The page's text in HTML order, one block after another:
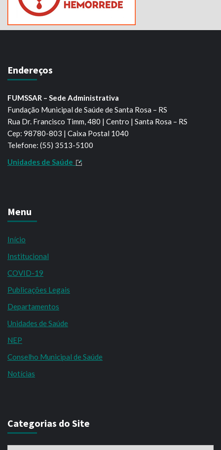
Endereços
FUMSSAR – Sede Administrativa
Fundação Municipal de Saúde de Santa Rosa – RS
Rua Dr. Francisco Timm, 480 | Centro | Santa Rosa – RS
Cep: 98780-803 | Caixa Postal 1040
Telefone: (55) 3513-5100
Unidades de Saúde
Menu
Início
Institucional
COVID-19
Publicações Legais
Departamentos
Unidades de Saúde
NEP
Conselho Municipal de Saúde
Notícias
Categorias do Site